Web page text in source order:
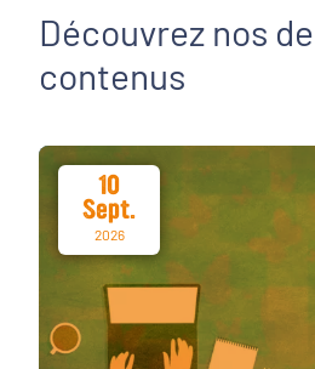
Découvrez nos
contenus
10
Sept.
2026